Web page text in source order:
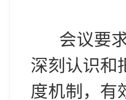
会议要求
深刻认识和
度机制，有